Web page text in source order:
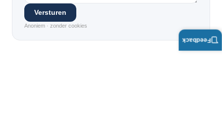
Versturen
Anoniem · zonder cookies
Feedback